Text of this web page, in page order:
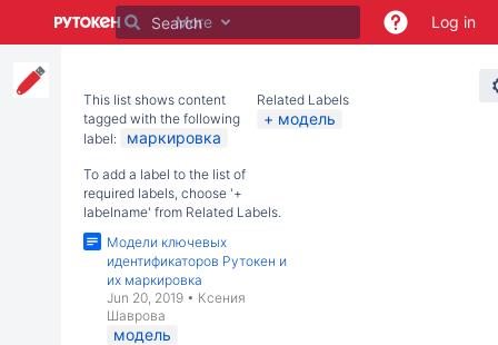
content
assistive.skiplink.to.breadcrumbs
assistive.skiplink.to.header.menu
assistive.skiplink.to.action.menu
assistive.skiplink.to.quick.search
More Log in
Related Labels
модель
This list shows content
tagged with the following
label:
маркировка
To add a label to the list of
required labels, choose '+
labelname' from Related Labels.
Модели ключевых
идентификаторов Рутокен и
их маркировка
Jun 20, 2019 • Ксения
Шаврова
модель